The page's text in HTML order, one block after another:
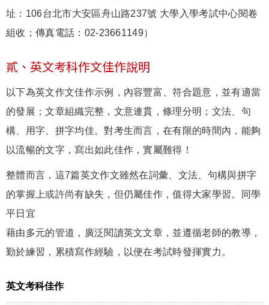
址：106台北市大安區舟山路237號 大學入學考試中心閱卷
組收；傳真電話：02-23661149）
貳、英文考科作文佳作說明
以下為英文作文佳作示例，內容豐富、符合題意，並有適當
的發展；文章組織完整，文意連貫，條理分明；文法、句
構、用字、拼字均佳。對考生而言，在有限的時間內，能夠
以流暢的文字，寫出如此佳作，實屬難得！
整體而言，這7篇英文作文雖然在詞彙、文法、句構與拼字
的掌握上或許尚有缺失，但仍屬佳作，值得大家學習。同學
平日宜
藉由多元的管道，廣泛閱讀英文文章，並遵循老師的教導，
勤於練習，累積寫作經驗，以便在考試時發揮實力。
英文考科佳作